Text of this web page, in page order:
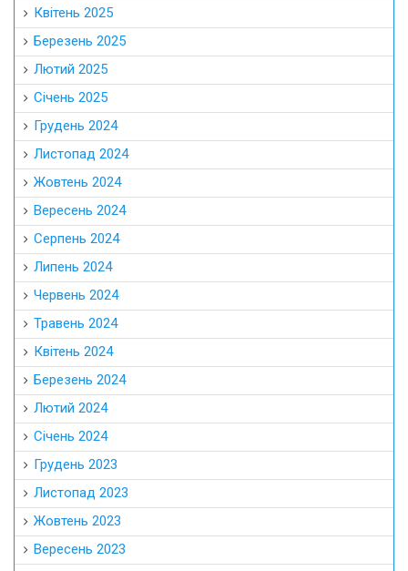
Квітень 2025
Березень 2025
Лютий 2025
Січень 2025
Грудень 2024
Листопад 2024
Жовтень 2024
Вересень 2024
Серпень 2024
Липень 2024
Червень 2024
Травень 2024
Квітень 2024
Березень 2024
Лютий 2024
Січень 2024
Грудень 2023
Листопад 2023
Жовтень 2023
Вересень 2023